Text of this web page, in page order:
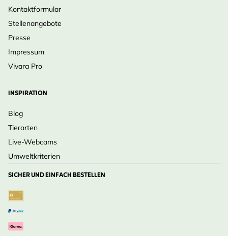
Kontaktformular
Stellenangebote
Presse
Impressum
Vivara Pro
INSPIRATION
Blog
Tierarten
Live-Webcams
Umweltkriterien
SICHER UND EINFACH BESTELLEN